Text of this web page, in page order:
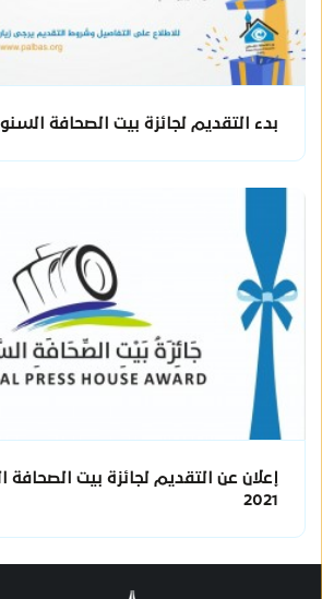
بدء التقديم لجائزة بيت الصحافة السنوية
إعلان عن التقديم لجائزة بيت الصحافة
2021